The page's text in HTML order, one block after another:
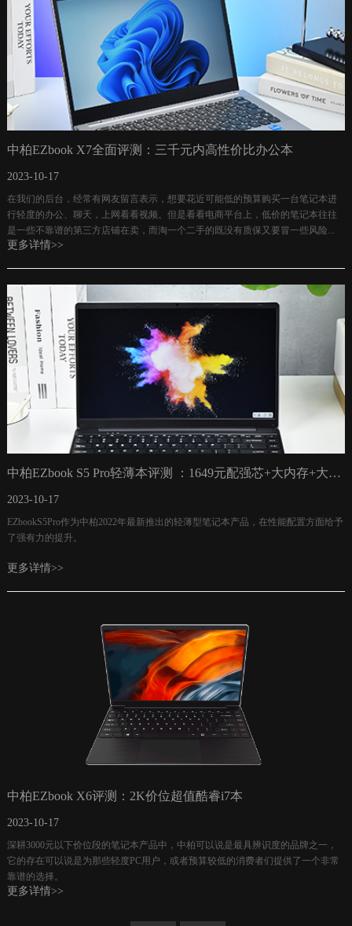
中柏EZbook X7全面评测：三千元内高性价比办公本
2023-10-17
在我们的后台，经常有网友留言表示，想要花近可能低的预算购买一台笔记本进
行轻度的办公、聊天，上网看看视频。但是看看电商平台上，低价的笔记本往往
是一些不靠谱的第三方店铺在卖，而淘一个二手的既没有质保又要冒一些风险...
更多详情>>
中柏EZbook S5 Pro轻薄本评测 ：1649元配强芯+大内存+大存储
2023-10-17
EZbookS5Pro作为中柏2022年最新推出的轻薄型笔记本产品，在性能配置方面给予
了强有力的提升。
更多详情>>
中柏EZbook X6评测：2K价位超值酷睿i7本
2023-10-17
深耕3000元以下价位段的笔记本产品中，中柏可以说是最具辨识度的品牌之一，
它的存在可以说是为那些轻度PC用户，或者预算较低的消费者们提供了一个非常
靠谱的选择。
更多详情>>